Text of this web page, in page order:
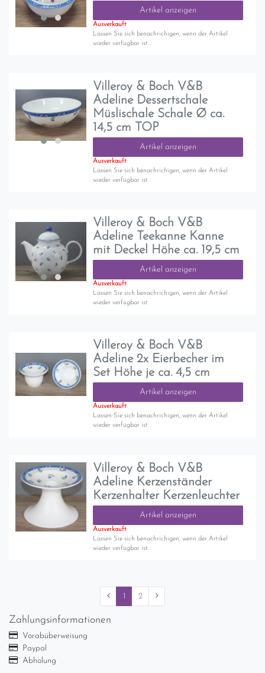
Artikel anzeigen
Ausverkauft
Lassen Sie sich benachrichigen, wenn der Artikel
wieder verfügbar ist.
Villeroy & Boch V&B
Adeline Dessertschale
Müslischale Schale Ø ca.
14,5 cm TOP
Artikel anzeigen
Ausverkauft
Lassen Sie sich benachrichigen, wenn der Artikel
wieder verfügbar ist.
Villeroy & Boch V&B
Adeline Teekanne Kanne
mit Deckel Höhe ca. 19,5 cm
Artikel anzeigen
Ausverkauft
Lassen Sie sich benachrichigen, wenn der Artikel
wieder verfügbar ist.
Villeroy & Boch V&B
Adeline 2x Eierbecher im
Set Höhe je ca. 4,5 cm
Artikel anzeigen
Ausverkauft
Lassen Sie sich benachrichigen, wenn der Artikel
wieder verfügbar ist.
Villeroy & Boch V&B
Adeline Kerzenständer
Kerzenhalter Kerzenleuchter
Artikel anzeigen
Ausverkauft
Lassen Sie sich benachrichigen, wenn der Artikel
wieder verfügbar ist.
1 2
Zahlungsinformationen
Vorabüberweisung
Paypal
Abholung